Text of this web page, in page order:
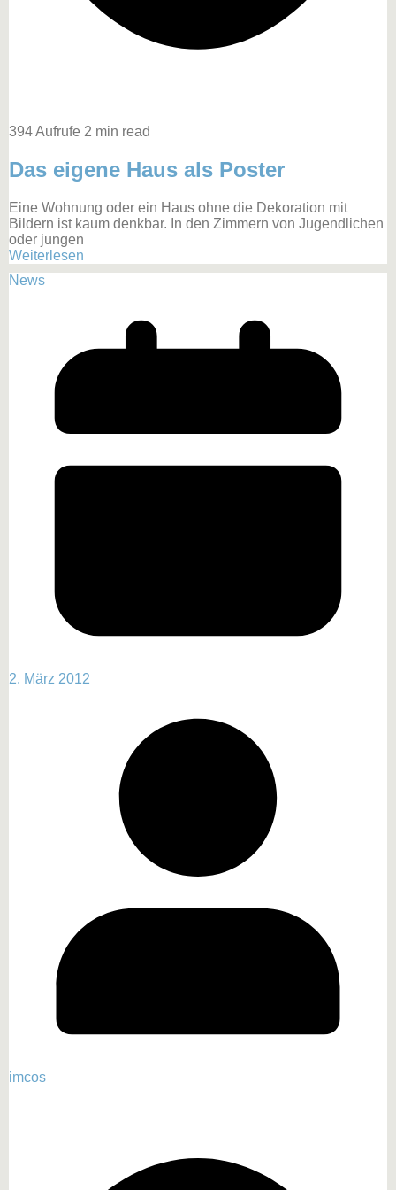
394 Aufrufe 2 min read
Das eigene Haus als Poster
Eine Wohnung oder ein Haus ohne die Dekoration mit
Bildern ist kaum denkbar. In den Zimmern von Jugendlichen
oder jungen
Weiterlesen
News
2. März 2012
imcos